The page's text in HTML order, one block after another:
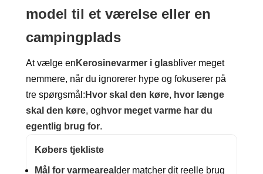
model til et værelse eller en
campingplads
At vælge en Kerosinevarmer i glasbliver meget
nemmere, når du ignorerer hype og fokuserer på
tre spørgsmål: Hvor skal den køre, hvor længe
skal den køre, og hvor meget varme har du
egentlig brug for.
Købers tjekliste
Mål for varmearealder matcher dit reelle brug